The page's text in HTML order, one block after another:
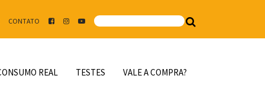
CONTATO
REAL TESTES VALE A COMPRA?